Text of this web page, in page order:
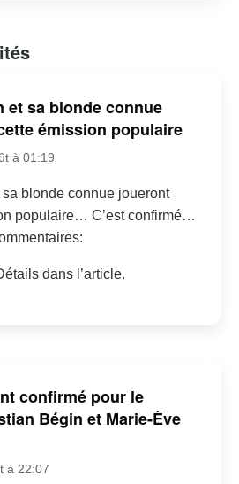
et sa blonde connue
émission populaire
à 01:19
blonde connue joueront
populaire… C’est confirmé…
dans l’article.
confirmé pour le
Bégin et Marie-Ève
à 22:07